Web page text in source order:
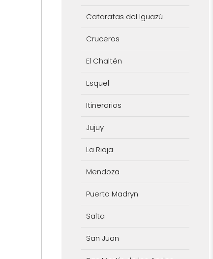
Cataratas del Iguazú
Cruceros
El Chaltén
Esquel
Itinerarios
Jujuy
La Rioja
Mendoza
Puerto Madryn
Salta
San Juan